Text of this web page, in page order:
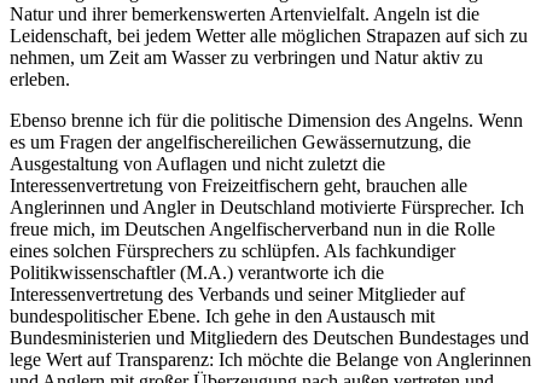
Natur und ihrer bemerkenswerten Artenvielfalt. Angeln ist die
Leidenschaft, bei jedem Wetter alle möglichen Strapazen auf sich zu
nehmen, um Zeit am Wasser zu verbringen und Natur aktiv zu
erleben.
Ebenso brenne ich für die politische Dimension des Angelns. Wenn
es um Fragen der angelfischereilichen Gewässernutzung, die
Ausgestaltung von Auflagen und nicht zuletzt die
Interessenvertretung von Freizeitfischern geht, brauchen alle
Anglerinnen und Angler in Deutschland motivierte Fürsprecher. Ich
freue mich, im Deutschen Angelfischerverband nun in die Rolle
eines solchen Fürsprechers zu schlüpfen. Als fachkundiger
Politikwissenschaftler (M.A.) verantworte ich die
Interessenvertretung des Verbands und seiner Mitglieder auf
bundespolitischer Ebene. Ich gehe in den Austausch mit
Bundesministerien und Mitgliedern des Deutschen Bundestages und
lege Wert auf Transparenz: Ich möchte die Belange von Anglerinnen